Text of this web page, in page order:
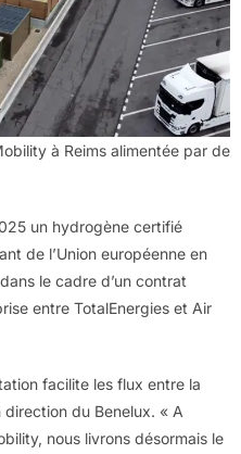
à Reims alimentée par de
un hydrogène certifié
de l’Union européenne en
le cadre d’un contrat
entre TotalEnergies et Air
facilite les flux entre la
direction du Benelux. « A
nous livrons désormais le